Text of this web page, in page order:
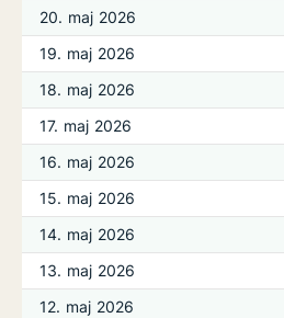
20. maj 2026
19. maj 2026
18. maj 2026
17. maj 2026
16. maj 2026
15. maj 2026
14. maj 2026
13. maj 2026
12. maj 2026